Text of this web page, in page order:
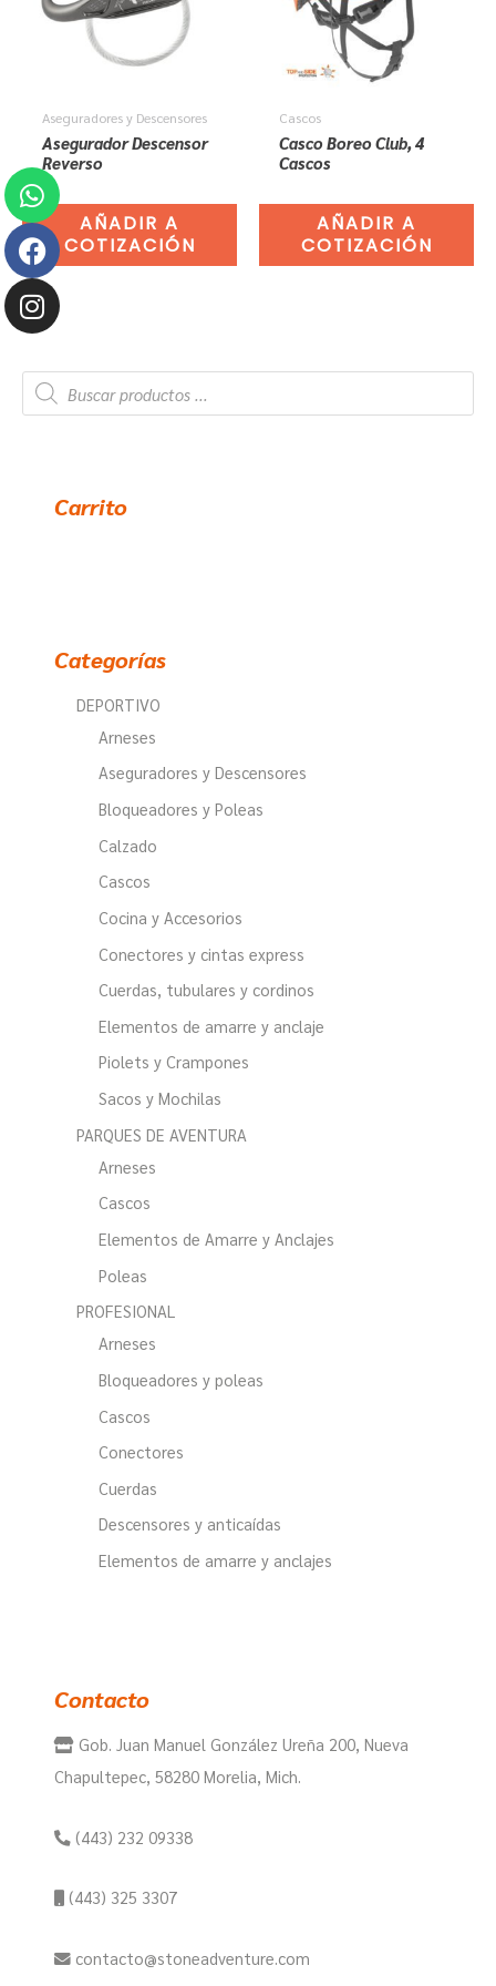
Whatsapp
Facebook
Instagram
B
Carrito
Categorías
DEPORTIVO
Arneses
Aseguradores y Descensores
Bloqueadores y Poleas
Calzado
Cascos
Cocina y Accesorios
Conectores y cintas express
Cuerdas, tubulares y cordinos
Elementos de amarre y anclaje
Piolets y Crampones
Sacos y Mochilas
PARQUES DE AVENTURA
Arneses
Cascos
Elementos de Amarre y Anclajes
Poleas
PROFESIONAL
Arneses
Bloqueadores y poleas
Cascos
Conectores
Cuerdas
Descensores y anticaídas
Elementos de amarre y anclajes
Contacto
Gob. Juan Manuel González Ureña 200, Nueva
Chapultepec, 58280 Morelia, Mich.
(443) 232 09338
(443) 325 3307
contacto@stoneadventure.com
Aseguradores y Descensores
Asegurador Descensor
Reverso
AÑADIR A
COTIZACIÓN
Cascos
Casco Boreo Club, 4
Cascos
AÑADIR A
COTIZACIÓN